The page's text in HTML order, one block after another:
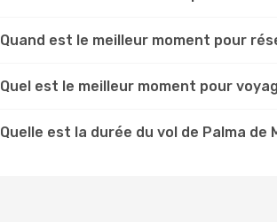
Quand est le meilleur moment pour
Quel est le meilleur moment pour
Quelle est la durée du vol de Palma de